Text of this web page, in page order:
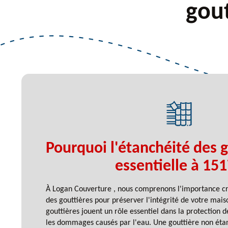
Pourquoi l'étanchéité des
essentielle à
À Logan Couverture , nous comprenons l'importance
des gouttières pour préserver l'intégrité de votre
gouttières jouent un rôle essentiel dans la protection
les dommages causés par l'eau. Une gouttière non